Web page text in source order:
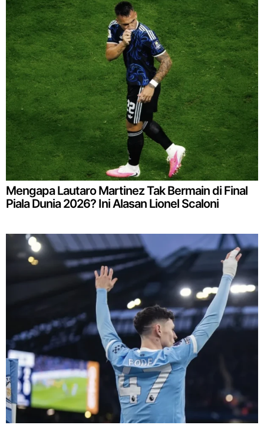
Mengapa Lautaro Martinez Tak Bermain di Final
Piala Dunia 2026? Ini Alasan Lionel Scaloni